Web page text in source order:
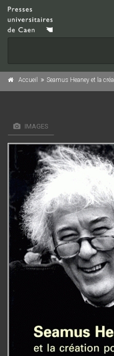
Accueil Seamus Heaney et la création poétique
IMAGES